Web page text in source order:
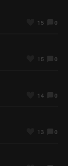
15 0
15 0
14 0
13 0